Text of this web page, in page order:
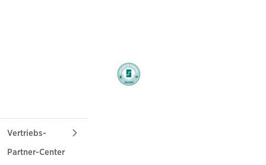
Vertriebs-
Partner-Center